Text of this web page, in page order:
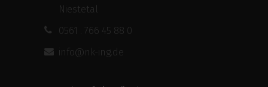
Niestetal
0561 . 766 45 88 0
info@nk-ing.de